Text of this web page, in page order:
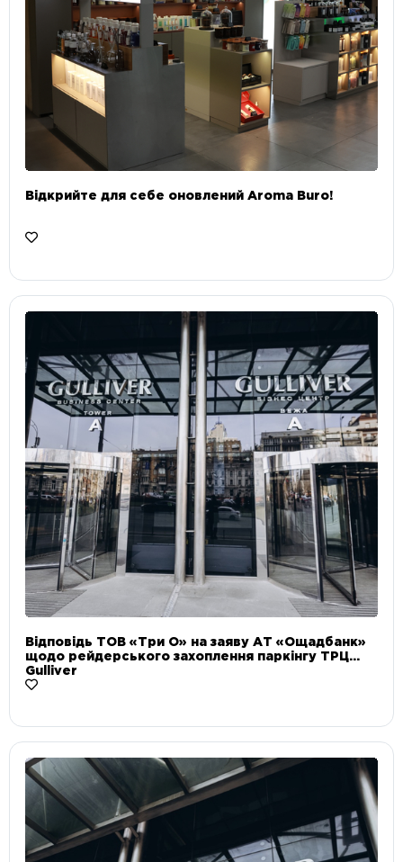
Відкрийте для себе оновлений Aroma Buro! ⠀
Відповідь ТОВ «Три О» на заяву АТ «Ощадбанк»
щодо рейдерського захоплення паркінгу ТРЦ
Gulliver